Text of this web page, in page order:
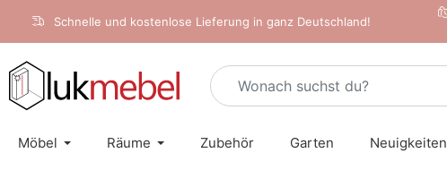
Schnelle und kostenlose Lieferung in ganz Deutschland!
Möbel Räume Zubehör Garten Neuigkeiten